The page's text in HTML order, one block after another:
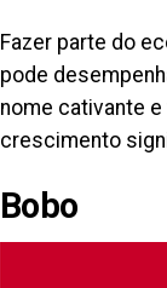
Fazer parte do
pode
nome cativante
crescimento
Bobo